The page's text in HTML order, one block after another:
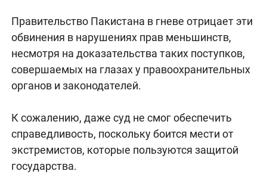
Правительство Пакистана в гневе отрицает эти
обвинения в нарушениях прав меньшинств,
несмотря на доказательства таких поступков,
совершаемых на глазах у правоохранительных
органов и законодателей.
К сожалению, даже суд не смог обеспечить
справедливость, поскольку боится мести от
экстремистов, которые пользуются защитой
государства.